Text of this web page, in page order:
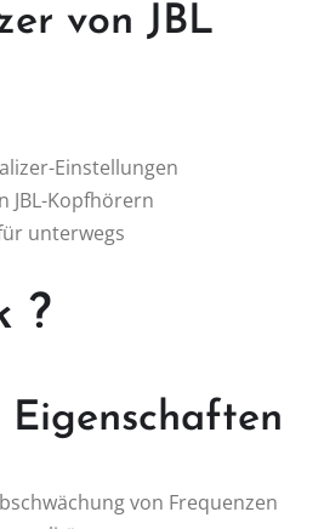
von JBL
Einstellungen
JBL-Kopfhörern
unterwegs
?
von Frequenzen